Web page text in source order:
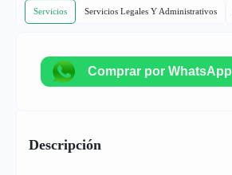
Servicios Servicios Legales Y Administrativos
Comprar por WhatsApp
Descripción